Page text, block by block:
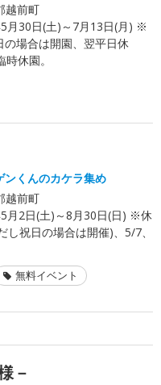
越前町
月30日(土)～7月13日(月) ※
の場合は開園、翌平日休
休園。
ンくんのカケラ集め
越前町
月2日(土)～8月30日(日) ※休
し祝日の場合は開催)、5/7、
無料イベント
－